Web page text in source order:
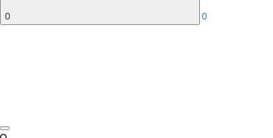
0 0